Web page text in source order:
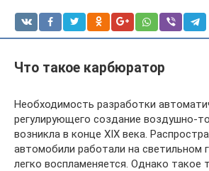
Что такое карбюратор
Необходимость разработки
регулирующего создание воздушно-
возникла в конце XIX века.
автомобили работали на светильном
легко воспламеняется. Однако такое